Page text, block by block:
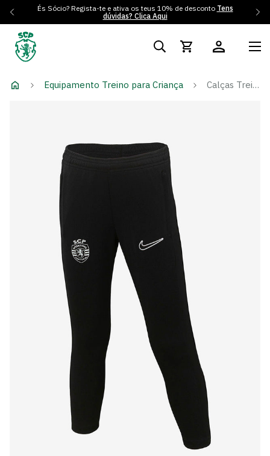
És Sócio? Regista-te e ativa os teus 10% de desconto Tens
dúvidas? Clica Aqui
Equipamento Treino para Criança Calças Treino Player - Criança